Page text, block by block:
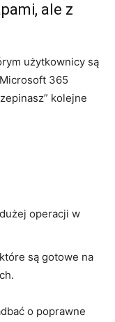
ale z
użytkownicy są
365
kolejne
operacji w
są gotowe na
o poprawne